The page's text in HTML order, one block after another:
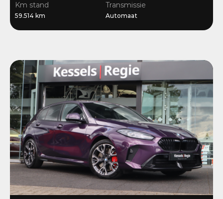
CarPlay
Km stand
59.514 km
Transmissie
Automaat